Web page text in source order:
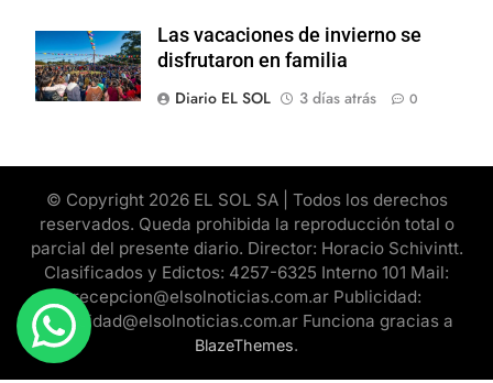
Las vacaciones de invierno se
disfrutaron en familia
Diario EL SOL
3 días atrás 0
© Copyright 2026 EL SOL SA | Todos los derechos
reservados. Queda prohibida la reproducción total o
parcial del presente diario. Director: Horacio Schivintt.
Clasificados y Edictos: 4257-6325 Interno 101 Mail:
recepcion@elsolnoticias.com.ar Publicidad:
publicidad@elsolnoticias.com.ar Funciona gracias a
BlazeThemes.